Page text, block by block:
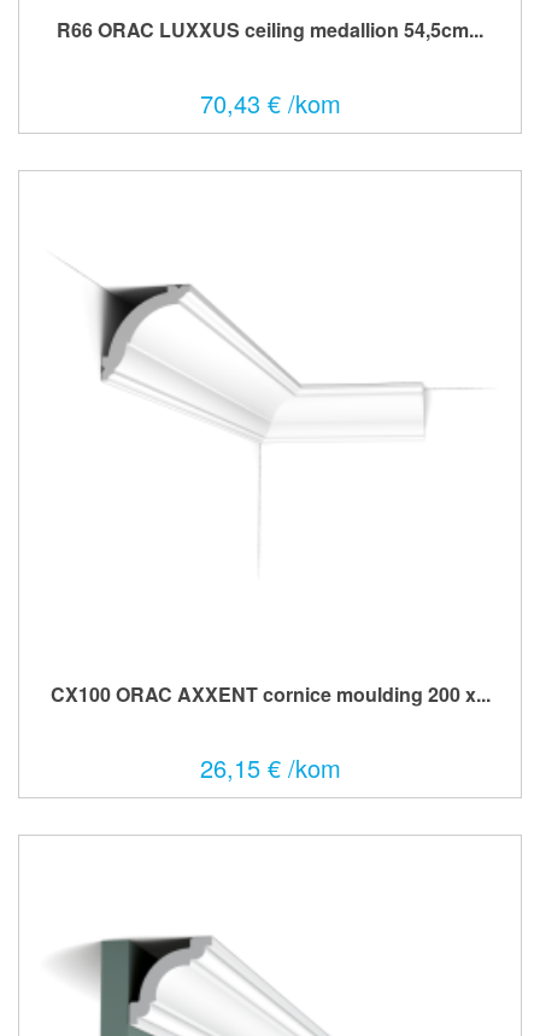
R66 ORAC LUXXUS ceiling medallion 54,5cm...
70,43 € /kom
CX100 ORAC AXXENT cornice moulding 200 x...
26,15 € /kom